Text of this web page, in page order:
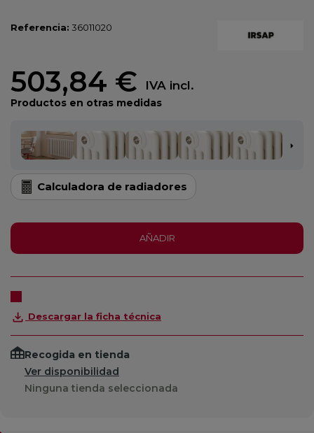
Referencia: 36011020
503,84 € IVA incl.
Productos en otras medidas
Calculadora de radiadores
AÑADIR
Descargar la ficha técnica
Recogida en tienda
Ver disponibilidad
Ninguna tienda seleccionada